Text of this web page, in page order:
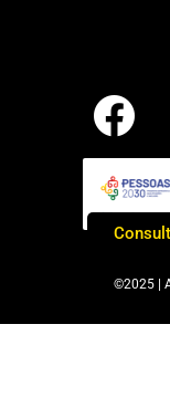
©2025 |